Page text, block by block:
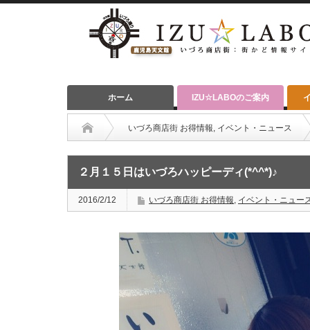
ホーム IZU☆LABOのご案内
いづろ商店街 お得情報, イベント・ニュース
２月１５日はいづろハッピーディ(*^^*)♪
2016/2/12 いづろ商店街 お得情報, イベント・ニュー